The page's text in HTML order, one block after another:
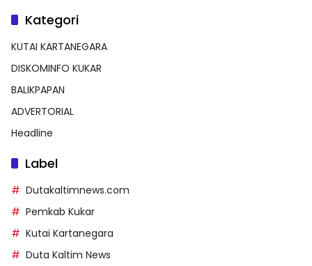
Kategori
KUTAI KARTANEGARA
DISKOMINFO KUKAR
BALIKPAPAN
ADVERTORIAL
Headline
Label
Dutakaltimnews.com
Pemkab Kukar
Kutai Kartanegara
Duta Kaltim News